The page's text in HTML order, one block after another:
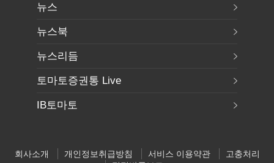
뉴스
뉴스북
뉴스리듬
토마토증권통 Live
IB토마토
회사소개 개인정보취급방침 서비스 이용약관
고충처리